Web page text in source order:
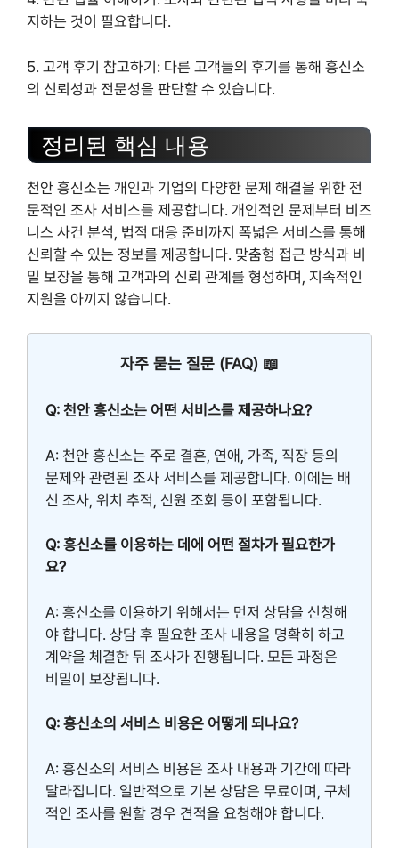
지하는 것이 필요합니다.
5. 고객 후기 참고하기: 다른 고객들의 후기를 통해 흥신소
의 신뢰성과 전문성을 판단할 수 있습니다.
정리된 핵심 내용
천안 흥신소는 개인과 기업의 다양한 문제 해결을 위한 전
문적인 조사 서비스를 제공합니다. 개인적인 문제부터 비즈
니스 사건 분석, 법적 대응 준비까지 폭넓은 서비스를 통해
신뢰할 수 있는 정보를 제공합니다. 맞춤형 접근 방식과 비
밀 보장을 통해 고객과의 신뢰 관계를 형성하며, 지속적인
지원을 아끼지 않습니다.
자주 묻는 질문 (FAQ) 📖
Q: 천안 흥신소는 어떤 서비스를 제공하나요?
A: 천안 흥신소는 주로 결혼, 연애, 가족, 직장 등의
문제와 관련된 조사 서비스를 제공합니다. 이에는 배
신 조사, 위치 추적, 신원 조회 등이 포함됩니다.
Q: 흥신소를 이용하는 데에 어떤 절차가 필요한가
요?
A: 흥신소를 이용하기 위해서는 먼저 상담을 신청해
야 합니다. 상담 후 필요한 조사 내용을 명확히 하고
계약을 체결한 뒤 조사가 진행됩니다. 모든 과정은
비밀이 보장됩니다.
Q: 흥신소의 서비스 비용은 어떻게 되나요?
A: 흥신소의 서비스 비용은 조사 내용과 기간에 따라
달라집니다. 일반적으로 기본 상담은 무료이며, 구체
적인 조사를 원할 경우 견적을 요청해야 합니다.